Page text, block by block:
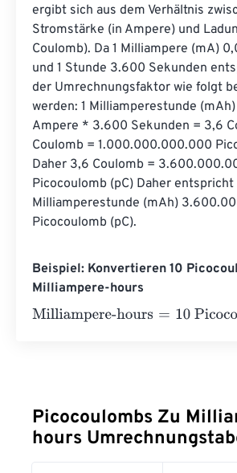
ergibt sich aus dem Verhältnis
Stromstärke (in Ampere) und
Coulomb). Da 1 Milliampere (mA)
und 1 Stunde 3.600 Sekunden
der Umrechnungsfaktor wie folgt
werden: 1 Milliamperestunde
Ampere * 3.600 Sekunden = 3,6
Coulomb = 1.000.000.000.000
Daher 3,6 Coulomb =
Picocoulomb (pC) Daher entspricht
Milliamperestunde (mAh)
Picocoulomb (pC).
Beispiel: Konvertieren 10
Milliampere-hours
Milliampere-hours=10
Picocoulombs Zu
hours